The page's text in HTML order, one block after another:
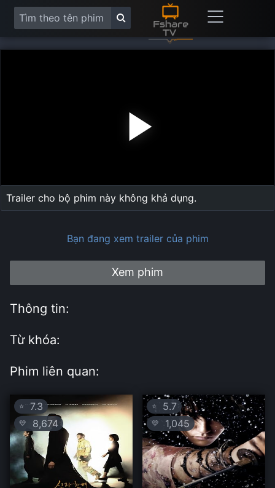
Trailer cho bộ phim này không khả dụng.
Bạn đang xem trailer của phim
Xem phim
Thông tin:
Từ khóa:
Phim liên quan:
⭐ 7.3
💛 8,674
⭐ 5.7
💛 1,045